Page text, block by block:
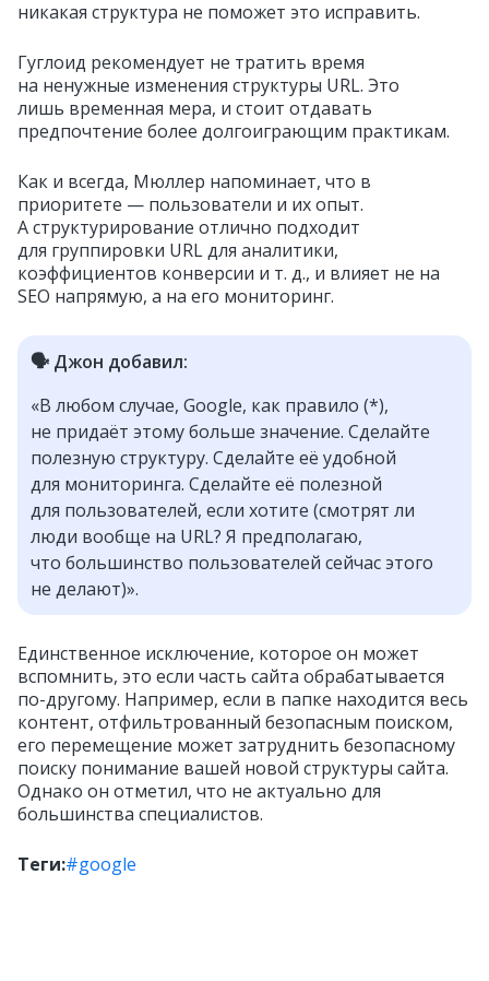
никакая структура не поможет это исправить.
Гуглоид рекомендует не тратить время
на ненужные изменения структуры URL. Это
лишь временная мера, и стоит отдавать
предпочтение более долгоиграющим практикам.
Как и всегда, Мюллер напоминает, что в
приоритете — пользователи и их опыт.
А структурирование отлично подходит
для группировки URL для аналитики,
коэффициентов конверсии и т. д., и влияет не на
SEO напрямую, а на его мониторинг.
🗣️ Джон добавил:
«В любом случае, Google, как правило (*),
не придаёт этому больше значение. Сделайте
полезную структуру. Сделайте её удобной
для мониторинга. Сделайте её полезной
для пользователей, если хотите (смотрят ли
люди вообще на URL? Я предполагаю,
что большинство пользователей сейчас этого
не делают)».
Единственное исключение, которое он может
вспомнить, это если часть сайта обрабатывается
по-другому. Например, если в папке находится весь
контент, отфильтрованный безопасным поиском,
его перемещение может затруднить безопасному
поиску понимание вашей новой структуры сайта.
Однако он отметил, что не актуально для
большинства специалистов.
Теги:#google